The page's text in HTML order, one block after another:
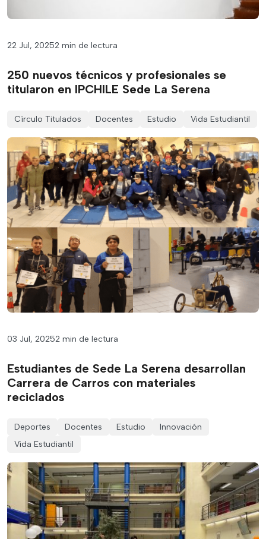
22 Jul, 20252 min de lectura
250 nuevos técnicos y profesionales se
titularon en IPCHILE Sede La Serena
Círculo Titulados Docentes Estudio Vida Estudiantil
03 Jul, 20252 min de lectura
Estudiantes de Sede La Serena desarrollan
Carrera de Carros con materiales
reciclados
Deportes Docentes Estudio
Innovación
Vida Estudiantil